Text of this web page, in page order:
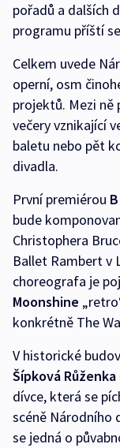
pořadů a dalších
programu příští
Celkem uvede
operní, osm
projektů. Mezi ně
večery vznikající
baletu nebo pět
divadla.
První premiérou
bude
Christophera
Ballet Rambert v
choreografa je
Moonshine
konkrétně The
V historické
Šípková Růženka
dívce, která se
scéně Národního
se jedná o